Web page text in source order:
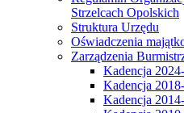
Strzelcach Opolskich
Struktura Urzędu
Oświadczenia
Zarządzenia
Kadencja
Kadencja
Kadencja